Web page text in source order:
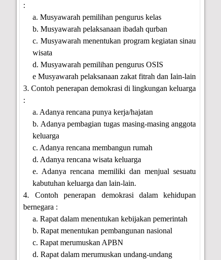
:
a. Musyawarah pemilihan pengurus kelas
b. Musyawarah pelaksanaan ibadah qurban
c. Musyawarah menentukan program kegiatan sinau
wisata
d. Musyawarah pemilihan pengurus OSIS
e Musyawarah pelaksanaan zakat fitrah dan Iain-lain
3. Contoh penerapan demokrasi di lingkungan keluarga
:
a. Adanya rencana punya kerja/hajatan
b. Adanya pembagian tugas masing-masing anggota
keluarga
c. Adanya rencana membangun rumah
d. Adanya rencana wisata keluarga
e. Adanya rencana memiliki dan menjual sesuatu
kabutuhan keluarga dan lain-lain.
4. Contoh penerapan demokrasi dalam kehidupan
bernegara :
a. Rapat dalam menentukan kebijakan pemerintah
b. Rapat menentukan pembangunan nasional
c. Rapat merumuskan APBN
d. Rapat dalam merumuskan undang-undang